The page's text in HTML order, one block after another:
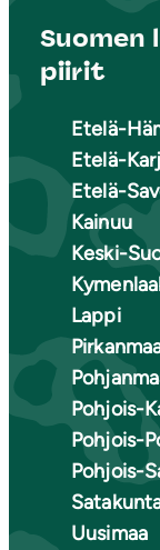
Suomen
piirit
Etelä-
Etelä-
Etelä-
Kainuu
Keski-
Lappi
Pohjois-
Pohjois-
Pohjois-
Uusimaa